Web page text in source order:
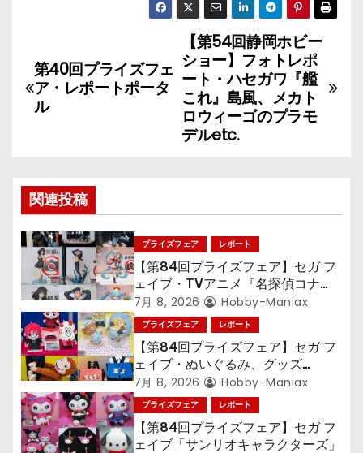
稿
ナ
ゲ
ー
シ
ョ
ン
【第54回静岡ホビー
ショー】フォトレポ
ート・ハセガワ『艦
これ』島風、メカト
ロウィーゴのプラモ
デルetc.
第40回プライズフェ
ア・レポートポータ
ル
関連投稿
プライズフェア レポート
【第84回プライズフェア】セガ フ
ェイブ・TVアニメ『名探偵コナ
ン』TVアニメ『呪術廻戦』『〈物
語〉シリーズ』「初音ミク」
7月 8, 2026 Hobby-Maniax
プライズフェア レポート
【第84回プライズフェア】セガ フ
ェイブ・ぬいぐるみ、グッズ
『LiSA』『ミニオン』『おさるの
ジョージ』『ポケットモンスター』
7月 8, 2026 Hobby-Maniax
プライズフェア レポート
【第84回プライズフェア】セガ フ
ェイブ「サンリオキャラクターズ」